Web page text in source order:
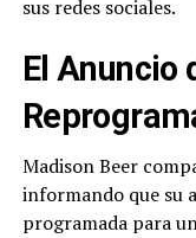
sus redes sociales.
El Anuncio
Madison Beer
informando que su
programada para